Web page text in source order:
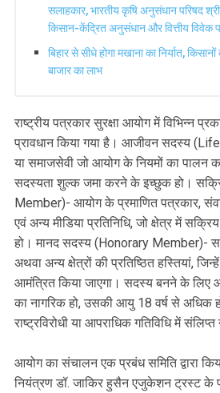
सलाहकार, भारतीय कृषि अनुसंधान परिषद
किसान-केंद्रित अनुसंधान और वित्तीय विवेक
बिहार से सीधे होगा मखाना का निर्यात,
बाजार का लाभ
राष्ट्रीय पत्रकार सुरक्षा आयोग में विभिन्न
प्रावधान किया गया है। आजीवन सदस्य
या समाजसेवी जो आयोग के नियमों का पालन
सदस्यता शुल्क जमा करने के इच्छुक हो।
Member)- आयोग के प्रमाणित पत्रकार,
एवं अन्य मीडिया प्रतिनिधि, जो क्षेत्र में
हो। मानद सदस्य (Honorary Member)-
अथवा अन्य क्षेत्रों की प्रतिष्ठित हस्तियां,
आमंत्रित किया जाएगा। सदस्य बनने के
का नागरिक हो, उसकी आयु 18 वर्ष से अधिक
राष्ट्रविरोधी या आपराधिक गतिविधि में संलिप्त
आयोग का संचालन एक प्रबंध समिति द्वारा
नियंत्रण डॉ. जाकिर हुसैन एजुकेशन ट्रस्ट के